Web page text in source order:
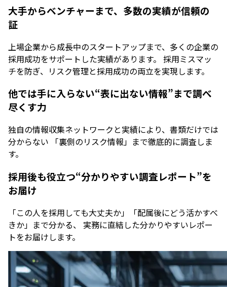
大手からベンチャーまで、多数の実績が信頼の
証
上場企業から成長中のスタートアップまで、多くの企業の
採用成功をサポートした実績があります。 採用ミスマッ
チを防ぎ、リスク管理と採用成功の両立を実現します。
他では手に入らない“表に出ない情報”まで調べ
尽くす力
独自の情報収集ネットワークと実績により、書類だけでは
分からない 「裏側のリスク情報」まで徹底的に調査しま
す。
採用後も役立つ“分かりやすい調査レポート”を
お届け
「この人を採用しても大丈夫か」「配属後にどう活かすべ
きか」まで分かる、 実務に直結した分かりやすいレポー
トをお届けします。